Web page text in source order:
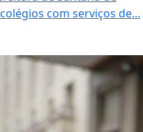
com serviços de...